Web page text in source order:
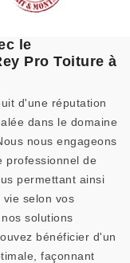
le
Pro Toiture à
d'une réputation
dans le domaine
nous engageons
professionnel de
permettant ainsi
selon vos
solutions
bénéficier d'un
façonnant